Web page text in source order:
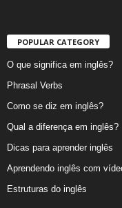
POPULAR CATEGORY
O que significa em inglês?
Phrasal Verbs
Como se diz em inglês?
Qual a diferença em inglês?
Dicas para aprender inglês
Aprendendo inglês com
Estruturas do inglês